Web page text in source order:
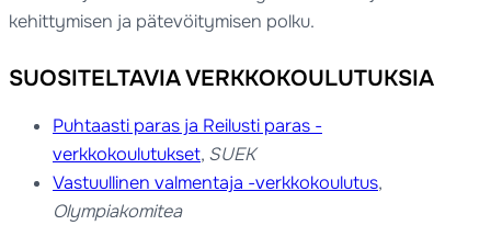
kehittymisen ja pätevöitymisen polku.
SUOSITELTAVIA VERKKOKOULUTUKSIA
Puhtaasti paras ja Reilusti paras -
verkkokoulutukset, SUEK
Vastuullinen valmentaja -verkkokoulutus,
Olympiakomitea